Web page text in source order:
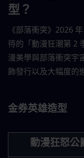
型？
《部落衝突》2026
待的「動漫狂潮第 2
漫美學與部落衝突宇
飾發行以及大幅度的
金券英雄造型
動漫狂怒公